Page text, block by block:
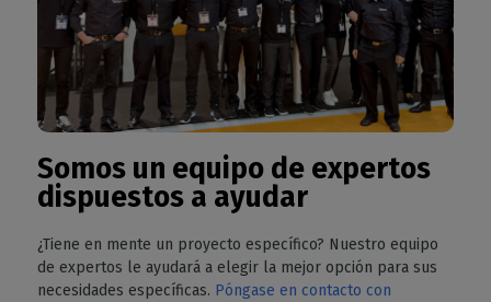
Somos un equipo de expertos
dispuestos a ayudar
¿Tiene en mente un proyecto específico? Nuestro equipo
de expertos le ayudará a elegir la mejor opción para sus
necesidades específicas. Póngase en contacto con